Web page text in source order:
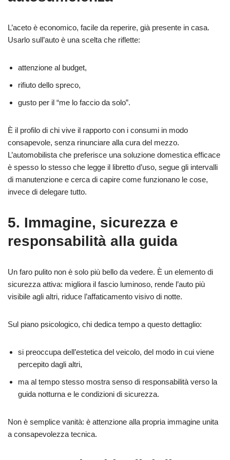
L’aceto è economico, facile da reperire, già presente in casa.
Usarlo sull’auto è una scelta che riflette:
attenzione al budget,
rifiuto dello spreco,
gusto per il “me lo faccio da solo”.
È il profilo di chi vive il rapporto con i consumi in modo
consapevole, senza rinunciare alla cura del mezzo.
L’automobilista che preferisce una soluzione domestica efficace
è spesso lo stesso che legge il libretto d’uso, segue gli intervalli
di manutenzione e cerca di capire come funzionano le cose,
invece di delegare tutto.
5. Immagine, sicurezza e
responsabilità alla guida
Un faro pulito non è solo più bello da vedere. È un elemento di
sicurezza attiva: migliora il fascio luminoso, rende l’auto più
visibile agli altri, riduce l’affaticamento visivo di notte.
Sul piano psicologico, chi dedica tempo a questo dettaglio:
si preoccupa dell’estetica del veicolo, del modo in cui viene
percepito dagli altri,
ma al tempo stesso mostra senso di responsabilità verso la
guida notturna e le condizioni di sicurezza.
Non è semplice vanità: è attenzione alla propria immagine unita
a consapevolezza tecnica.